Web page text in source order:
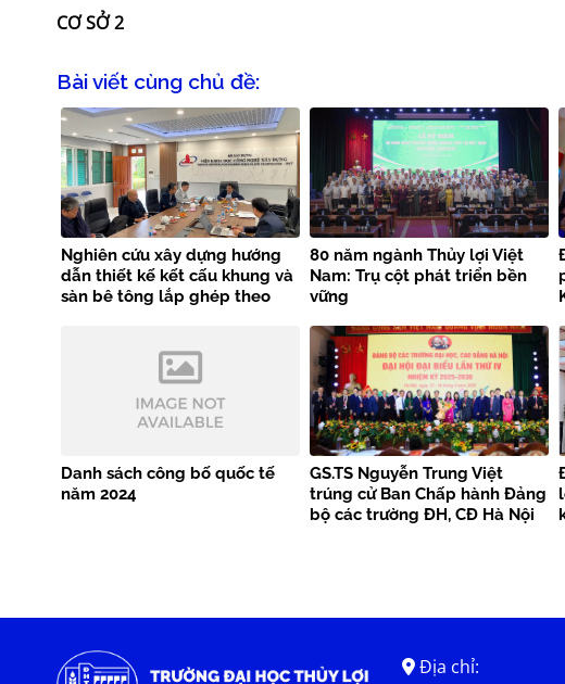
CƠ SỞ 2
Bài viết cùng chủ đề:
Nghiên cứu xây dựng hướng
dẫn thiết kế kết cấu khung và
sàn bê tông lắp ghép theo
80 năm ngành Thủy lợi Việt
Nam: Trụ cột phát triển bền
vững
Danh sách công bố quốc tế
năm 2024
GS.TS Nguyễn Trung Việt
trúng cử Ban Chấp hành Đảng
bộ các trường ĐH, CĐ Hà Nội
Địa chỉ: